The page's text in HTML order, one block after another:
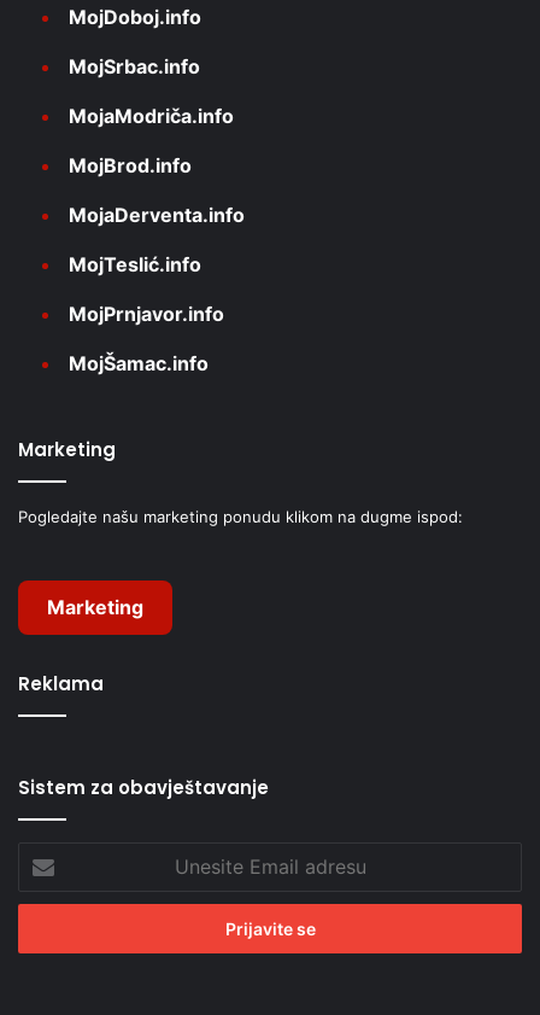
MojDoboj.info
MojSrbac.info
MojaModriča.info
MojBrod.info
MojaDerventa.info
MojTeslić.info
MojPrnjavor.info
MojŠamac.info
Marketing
Pogledajte našu marketing ponudu klikom na dugme ispod:
Marketing
Reklama
Sistem za obavještavanje
Email
adresu